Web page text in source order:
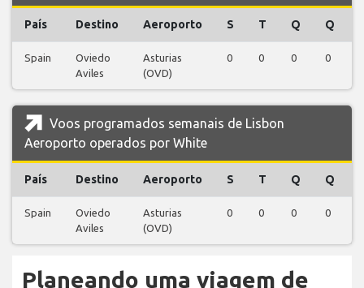
País Destino Aeroporto S T Q Q
Spain
Oviedo
Aviles
Asturias
(OVD)
0 0 0 0
Voos programados semanais de Lisbon
Aeroporto operados por White
País Destino Aeroporto S T Q Q
Spain
Oviedo
Aviles
Asturias
(OVD)
0 0 0 0
Planeando uma viagem de